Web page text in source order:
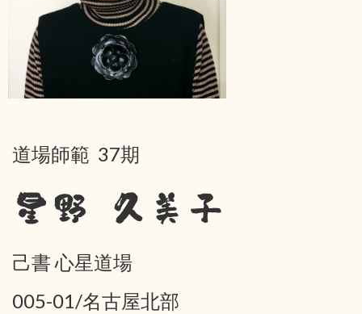
道場師範 37期
星野 久美子
己書 心星道場
005-01/名古屋北部